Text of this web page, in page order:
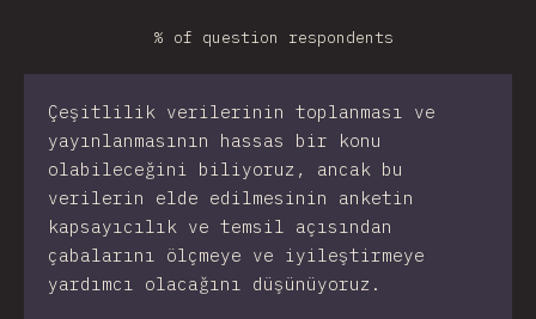
% of question respondents
Çeşitlilik verilerinin toplanması ve
yayınlanmasının hassas bir konu
olabileceğini biliyoruz, ancak bu
verilerin elde edilmesinin anketin
kapsayıcılık ve temsil açısından
çabalarını ölçmeye ve iyileştirmeye
yardımcı olacağını düşünüyoruz.